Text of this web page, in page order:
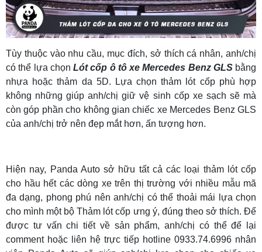
Tùy thuộc vào nhu cầu, mục đích, sở thích cá nhân, anh/chị
có thể lựa chọn Lót cốp ô tô xe Mercedes Benz GLSbằng
nhựa hoặc thảm da 5D. Lựa chọn thảm lót cốp phù hợp
không những giúp anh/chị giữ vệ sinh cốp xe sạch sẽ mà
còn góp phần cho không gian chiếc xe Mercedes Benz GLS
của anh/chị trở nên đẹp mắt hơn, ấn tượng hơn.
Hiện nay, Panda Auto sở hữu tất cả các loại thảm lót cốp
cho hầu hết các dòng xe trên thị trường với nhiều mẫu mã
đa dạng, phong phú nên anh/chị có thể thoải mái lựa chọn
cho mình một bộ Thảm lót cốp ưng ý, đúng theo sở thích. Để
được tư vấn chi tiết về sản phẩm, anh/chị có thể để lại
comment hoặc liên hệ trực tiếp hotline 0933.74.6996 nhân